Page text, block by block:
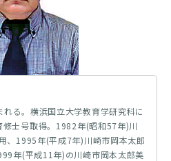
る。横浜国立大学教育学研究科に
士号取得。1982年(昭和57年)川
、1995年(平成7年)川崎市岡本太郎
年(平成11年)の川崎市岡本太郎美